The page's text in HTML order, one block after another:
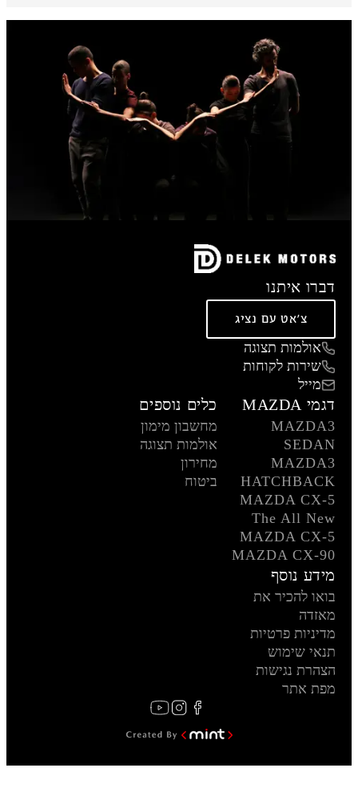
דברו איתנו
צ'אט עם נציג
אולמות תצוגה
שירות לקוחות
מייל
דגמי MAZDA
MAZDA3
SEDAN
MAZDA3
HATCHBACK
MAZDA CX-5
The All New
MAZDA CX-5
MAZDA CX-90
כלים נוספים
מחשבון מימון
אולמות תצוגה
מחירון
ביטוח
מידע נוסף
בואו להכיר את
מאזדה
מדיניות פרטיות
תנאי שימוש
הצהרת נגישות
מפת אתר